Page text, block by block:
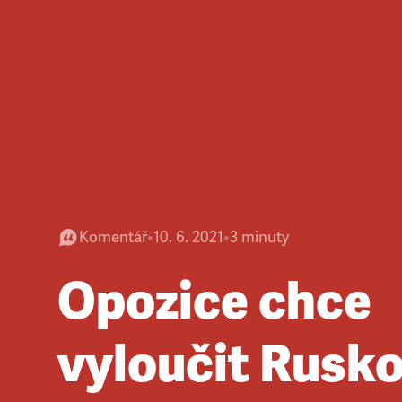
Komentář•10. 6. 2021•3 minuty
Opozice chce
vyloučit